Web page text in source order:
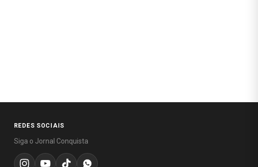
REDES SOCIAIS
Siga o Jornal Conquista